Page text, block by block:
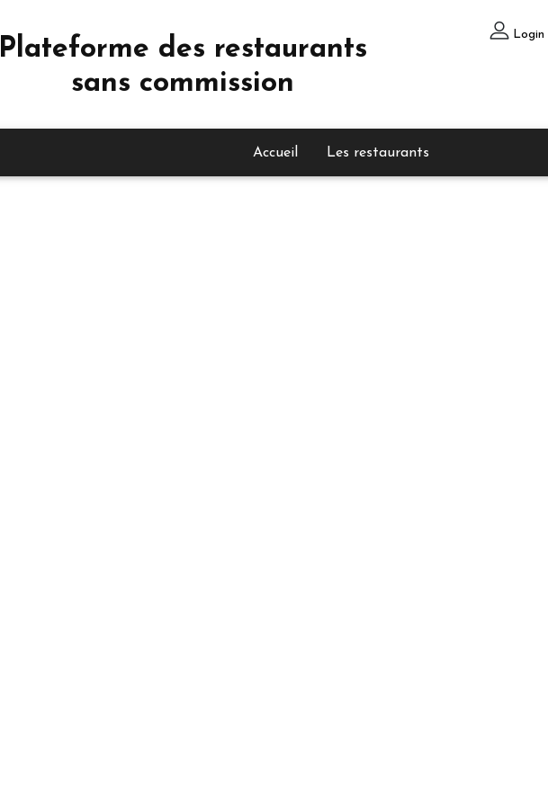
Plateforme des restaurants
sans commission
Login
Accueil Les restaurants